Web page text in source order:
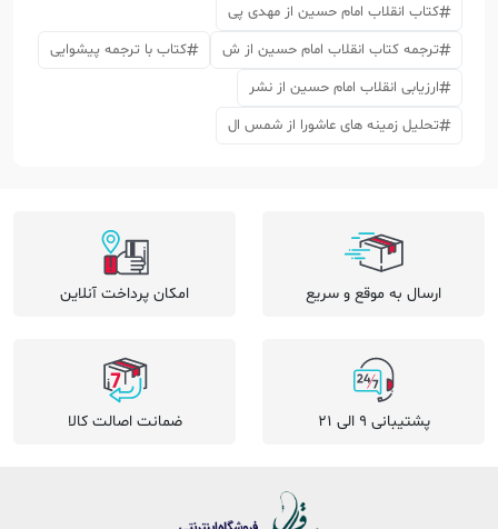
کتاب انقلاب امام حسین از مهدی پی
ترجمه کتاب انقلاب امام حسین از ش
کتاب با ترجمه پیشوایی
ارزیابی انقلاب امام حسین از نشر
تحلیل زمینه های عاشورا از شمس ال
ارسال به موقع و سریع امکان پرداخت آنلاین
پشتیبانی 9 الی 21 ضمانت اصالت کالا